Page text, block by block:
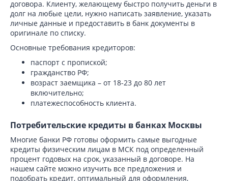
договора. Клиенту, желающему быстро получить деньги в
долг на любые цели, нужно написать заявление, указать
личные данные и предоставить в банк документы в
оригинале по списку.
Основные требования кредиторов:
паспорт с пропиской;
гражданство РФ;
возраст заемщика – от 18-23 до 80 лет
включительно;
платежеспособность клиента.
Потребительские кредиты в банках Москвы
Многие банки РФ готовы оформить самые выгодные
кредиты физическим лицам в МСК под определенный
процент годовых на срок, указанный в договоре. На
нашем сайте можно изучить все предложения и
подобрать кредит, оптимальный для оформления,